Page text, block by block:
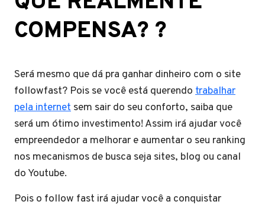
COMPENSA? ?
Será mesmo que dá pra ganhar dinheiro com o site
followfast? Pois se você está querendo trabalhar
pela internet sem sair do seu conforto, saiba que
será um ótimo investimento! Assim irá ajudar você
empreendedor a melhorar e aumentar o seu ranking
nos mecanismos de busca seja sites, blog ou canal
do Youtube.
Pois o follow fast irá ajudar você a conquistar